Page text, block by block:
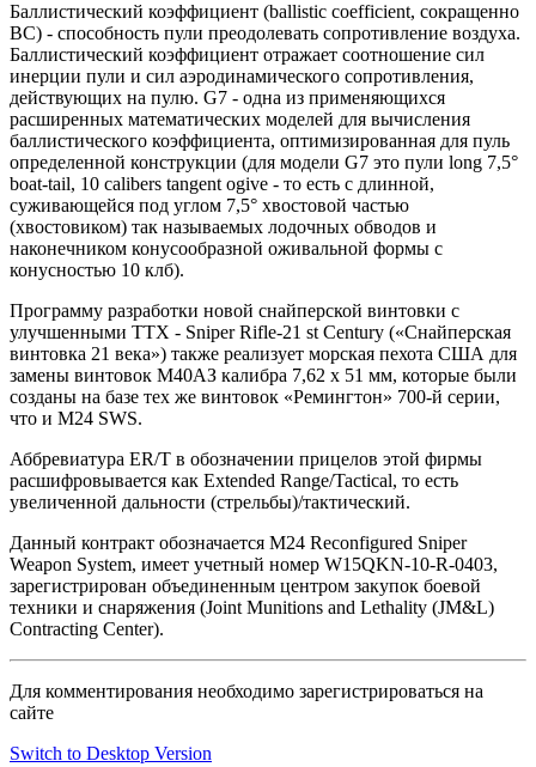
Баллистический коэффициент (ballistic coefficient, сокращенно
ВС) - способность пули преодолевать сопротивление воздуха.
Баллистический коэффициент отражает соотношение сил
инерции пули и сил аэродинамического сопротивления,
действующих на пулю. G7 - одна из применяющихся
расширенных математических моделей для вычисления
баллистического коэффициента, оптимизированная для пуль
определенной конструкции (для модели G7 это пули long 7,5°
boat-tail, 10 calibers tangent ogive - то есть с длинной,
суживающейся под углом 7,5° хвостовой частью
(хвостовиком) так называемых лодочных обводов и
наконечником конусообразной оживальной формы с
конусностью 10 клб).
Программу разработки новой снайперской винтовки с
улучшенными ТТХ - Sniper Rifle-21 st Century («Снайперская
винтовка 21 века») также реализует морская пехота США для
замены винтовок М40АЗ калибра 7,62 х 51 мм, которые были
созданы на базе тех же винтовок «Ремингтон» 700-й серии,
что и М24 SWS.
Аббревиатура ER/T в обозначении прицелов этой фирмы
расшифровывается как Extended Range/Tactical, то есть
увеличенной дальности (стрельбы)/тактический.
Данный контракт обозначается М24 Reconfigured Sniper
Weapon System, имеет учетный номер W15QKN-10-R-0403,
зарегистрирован объединенным центром закупок боевой
техники и снаряжения (Joint Munitions and Lethality (JM&L)
Contracting Center).
Для комментирования необходимо зарегистрироваться на
сайте
Switch to Desktop Version